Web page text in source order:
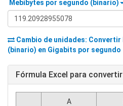
Mebibytes por segundo (binario)
Cambio de unidades: Convertir
(binario) en Gigabits por segundo
Fórmula Excel para convertir
A